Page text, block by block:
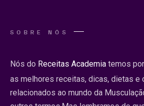
SOBRE NÓS
Nós do Receitas Academia temos
as melhores receitas, dicas, dietas e
relacionados ao mundo da